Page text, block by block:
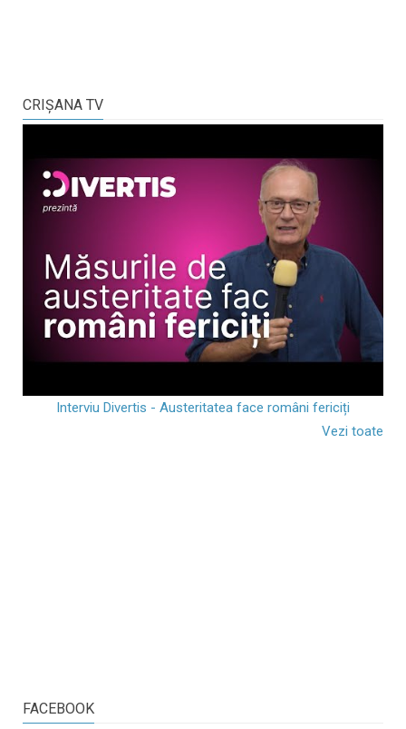
CRIŞANA TV
Interviu Divertis - Austeritatea face români fericiți
Vezi toate
FACEBOOK